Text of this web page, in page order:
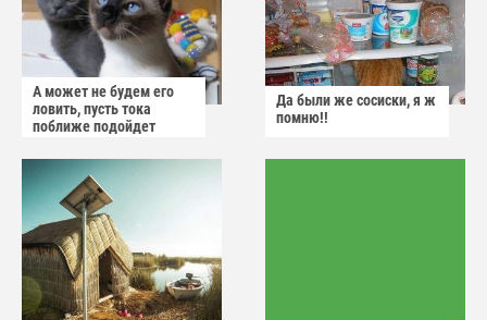
А может не будем его
ловить, пусть тока
поближе подойдет
Да были же сосиски, я ж
помню!!